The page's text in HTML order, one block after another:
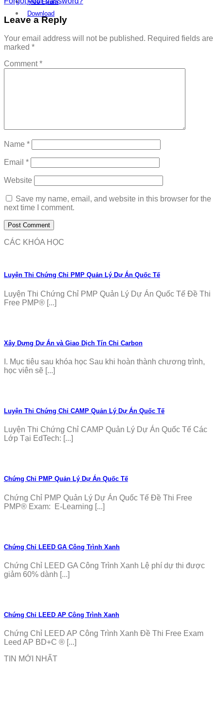
Free Exam
Download
Leave a Reply
Your email address will not be published. Required fields are
marked *
Comment*
Name *
Email *
Website
Save my name, email, and website in this browser for the
next time I comment.
CÁC KHÓA HỌC
Luyện Thi Chứng Chỉ PMP Quản Lý Dự Án Quốc Tế
Luyện Thi Chứng Chỉ PMP Quản Lý Dự Án Quốc Tế Đề Thi
Free PMP® [...]
Xây Dựng Dự Án và Giao Dịch Tín Chỉ Carbon
I. Mục tiêu sau khóa học Sau khi hoàn thành chương trình,
học viên sẽ [...]
Luyện Thi Chứng Chỉ CAMP Quản Lý Dự Án Quốc Tế
Luyện Thi Chứng Chỉ CAMP Quản Lý Dự Án Quốc Tế Các
Lớp Tại EdTech: [...]
Chứng Chỉ PMP Quản Lý Dự Án Quốc Tế
Chứng Chỉ PMP Quản Lý Dự Án Quốc Tế Đề Thi Free
PMP® Exam: E-Learning [...]
Chứng Chỉ LEED GA Công Trình Xanh
Chứng Chỉ LEED GA Công Trình Xanh Lệ phí dự thi được
giảm 60% dành [...]
Chứng Chỉ LEED AP Công Trình Xanh
Chứng Chỉ LEED AP Công Trình Xanh Đề Thi Free Exam
Leed AP BD+C ® [...]
TIN MỚI NHẤT